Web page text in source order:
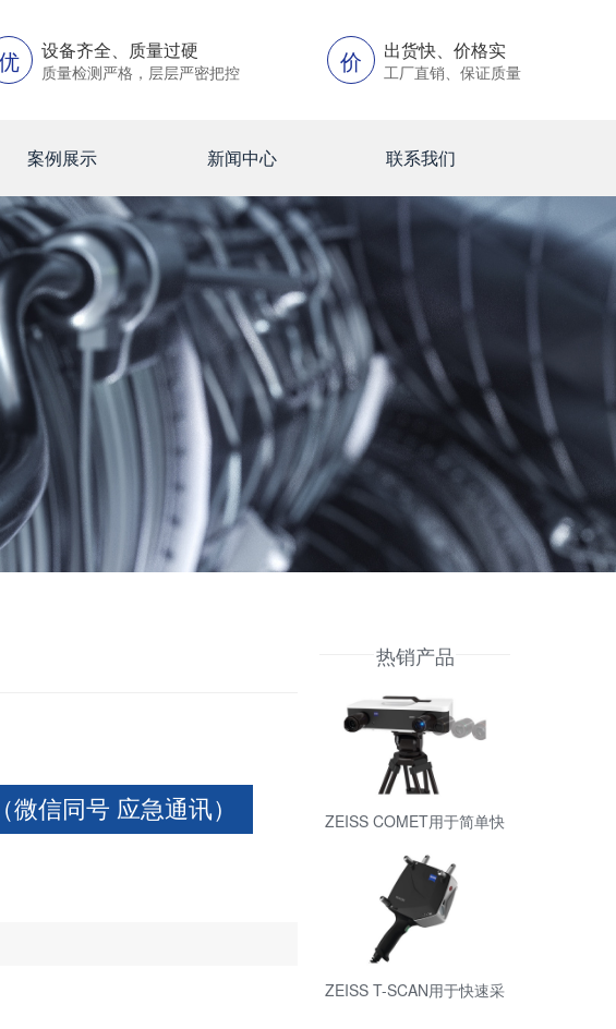
设备齐全、质量过硬
质量检测严格，层层严密把控 价 出货快、价格实
工厂直销、保证质量
案例展示 新闻中心 联系我们
微信同号 应急通讯）
热销产品
ZEISS COMET用于简单快
ZEISS T-SCAN用于快速采